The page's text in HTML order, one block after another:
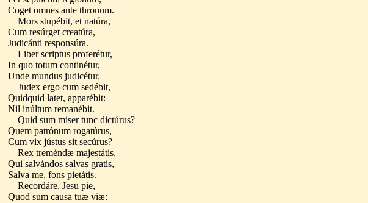
Coget omnes ante thronum.
Mors stupébit, et natúra,
Cum resúrget creatúra,
Judicánti responsúra.
Liber scriptus proferétur,
In quo totum continétur,
Unde mundus judicétur.
Judex ergo cum sedébit,
Quidquid latet, apparébit:
Nil inúltum remanébit.
Quid sum miser tunc dictúrus?
Quem patrónum rogatúrus,
Cum vix jústus sit secúrus?
Rex treméndæ majestátis,
Qui salvándos salvas gratis,
Salva me, fons pietátis.
Recordáre, Jesu pie,
Quod sum causa tuæ viæ: